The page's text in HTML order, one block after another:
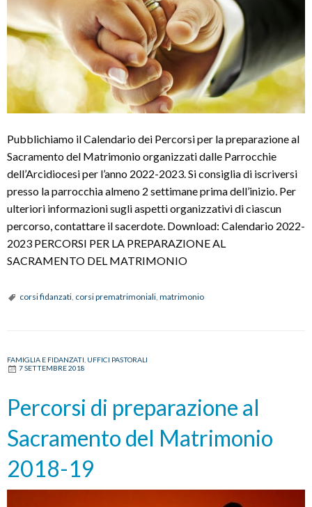
Pubblichiamo il Calendario dei Percorsi per la preparazione al
Sacramento del Matrimonio organizzati dalle Parrocchie
dell’Arcidiocesi per l’anno 2022-2023. Si consiglia di iscriversi
presso la parrocchia almeno 2 settimane prima dell’inizio. Per
ulteriori informazioni sugli aspetti organizzativi di ciascun
percorso, contattare il sacerdote. Download: Calendario 2022-
2023 PERCORSI PER LA PREPARAZIONE AL
SACRAMENTO DEL MATRIMONIO
corsi fidanzati, corsi prematrimoniali, matrimonio
FAMIGLIA E FIDANZATI UFFICI PASTORALI
7 SETTEMBRE 2018
Percorsi di preparazione al
Sacramento del Matrimonio
2018-19